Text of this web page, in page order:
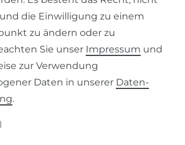
VERSAND
WIDERRUFEN
/ 302130
die Einwilligung zu einem
zu ändern oder zu
Sie unser Impressum und
zur Verwendung
Daten in unserer Daten­
.